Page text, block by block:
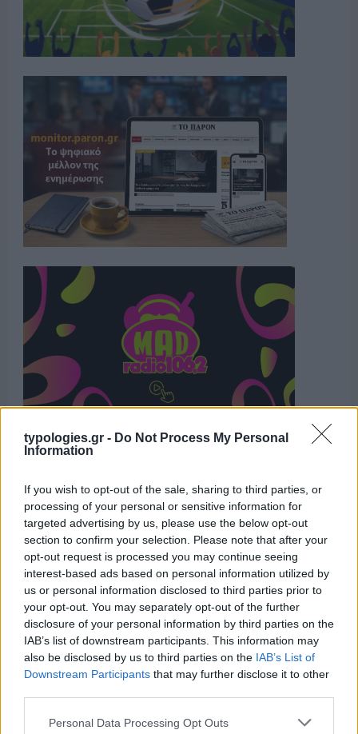
typologies.gr - Do Not Process My Personal
Information
If you wish to opt-out of the sale, sharing to third parties, or
processing of your personal or sensitive information for
targeted advertising by us, please use the below opt-out
section to confirm your selection. Please note that after your
opt-out request is processed you may continue seeing
interest-based ads based on personal information utilized by
us or personal information disclosed to third parties prior to
your opt-out. You may separately opt-out of the further
disclosure of your personal information by third parties on the
IAB’s list of downstream participants. This information may
also be disclosed by us to third parties on the IAB’s List of
Downstream Participants that may further disclose it to other
Please note that this website/app uses one or more Google
Personal Data Processing Opt Outs
Η ΣΤΗΛΗ ΜΑΣ